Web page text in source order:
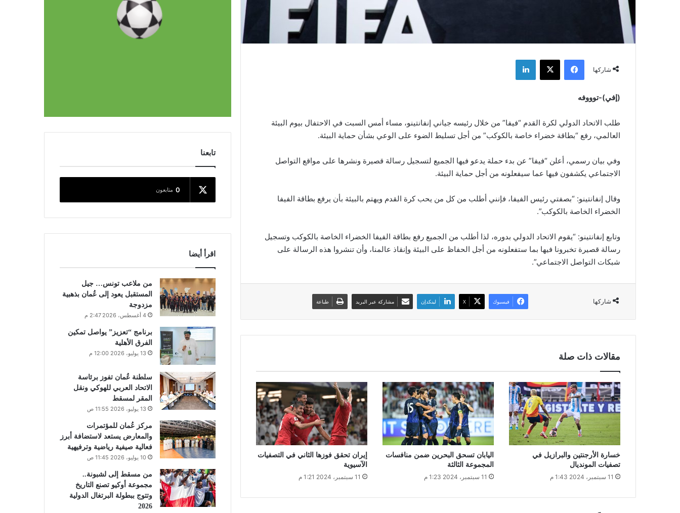
شاركها
فيسبوك ‫X لينكدإن
(إفي)-توووفه
طلب الاتحاد الدولي لكرة القدم “فيفا” من خلال رئيسه جياني إنفانتينو، مساء أمس السبت في الاحتفال بيوم البيئة
العالمي، رفع “بطاقة خضراء خاصة بالكوكب” من أجل تسليط الضوء على الوعي بشأن حماية البيئة.
وفي بيان رسمي، أعلن “فيفا” عن بدء حملة يدعو فيها الجميع لتسجيل رسالة قصيرة ونشرها على مواقع التواصل
الاجتماعي يكشفون فيها عما سيفعلونه من أجل حماية البيئة.
وقال إنفانتينو: “بصفتي رئيس الفيفا، فإنني أطلب من كل من يحب كرة القدم ويهتم بالبيئة بأن يرفع بطاقة الفيفا
الخضراء الخاصة بالكوكب”.
وتابع إنفانتينو: “يقوم الاتحاد الدولي بدوره، لذا أطلب من الجميع رفع بطاقة الفيفا الخضراء الخاصة بالكوكب وتسجيل
رسالة قصيرة تخبرونا فيها بما ستفعلونه من أجل الحفاظ على البيئة وإنقاذ عالمنا، وأن تنشروا هذه الرسالة على
شبكات التواصل الاجتماعي”.
شاركها فيسبوك ‫X لينكدإن مشاركة عبر البريد طباعة
مقالات ذات صلة
خسارة الأرجنتين والبرازيل في
تصفيات المونديال
11 سبتمبر، 2024 1:43 م
اليابان تسحق البحرين ضمن منافسات
المجموعة الثالثة
11 سبتمبر، 2024 1:23 م
إيران تحقق فوزها الثاني في التصفيات
الآسيوية
11 سبتمبر، 2024 1:21 م
تابعنا
0 متابعون
اقرأ أيضا
من ملاعب تونس… جيل
المستقبل يعود إلى عُمان بذهبية
مزدوجة
4 أغسطس، 2026 2:47 م
برنامج “تعزيز” يواصل تمكين
الفرق الأهلية
13 يوليو، 2026 12:00 م
سلطنة عُمان تفوز برئاسة
الاتحاد العربي للهوكي ونقل
المقر لمسقط
13 يوليو، 2026 11:55 ص
مركز عُمان للمؤتمرات
والمعارض يستعد لاستضافة أبرز
فعالية صيفية رياضية وترفيهية
10 يوليو، 2026 11:45 ص
من مسقط إلى لشبونة..
مجموعة أوكيو تصنع التاريخ
وتتوج ببطولة البرتغال الدولية
2026